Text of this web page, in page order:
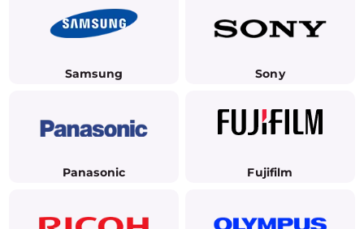
Samsung Sony
Panasonic Fujifilm